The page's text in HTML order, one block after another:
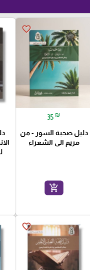
favorite_border
35 ₪
دليل صحبة السور - من
مريم الى الشعراء
add_shopping_cart
favorite_border